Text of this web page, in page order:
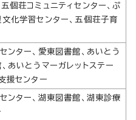
個荘コミュニティセンター、ぷ
化学習センター、五個荘子育
ンター、愛東図書館、あいとう
あいとうマーガレットステー
援センター
ンター、湖東図書館、湖東診療